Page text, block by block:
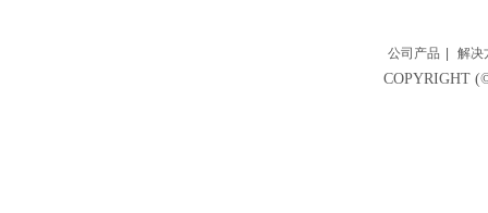
公司产品 解决
COPYRIGHT